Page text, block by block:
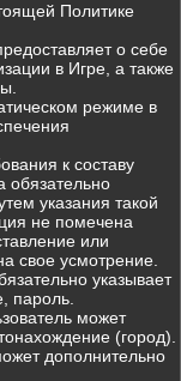
Политике
о себе
в Игре, а также
режиме в
к составу
обязательно
указания такой
не помечена
или
свое усмотрение.
указывает
пароль.
может
(город).
дополнительно